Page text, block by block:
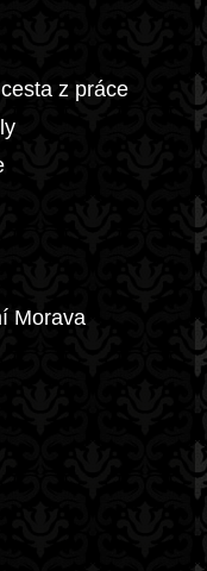
z práce
Morava